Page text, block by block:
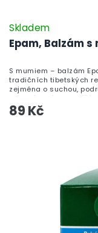
Epam, Balzám s
Skladem
89 Kč
S mumiem – balzám
tradičních tibetských
zejména o suchou,
vhodný také k